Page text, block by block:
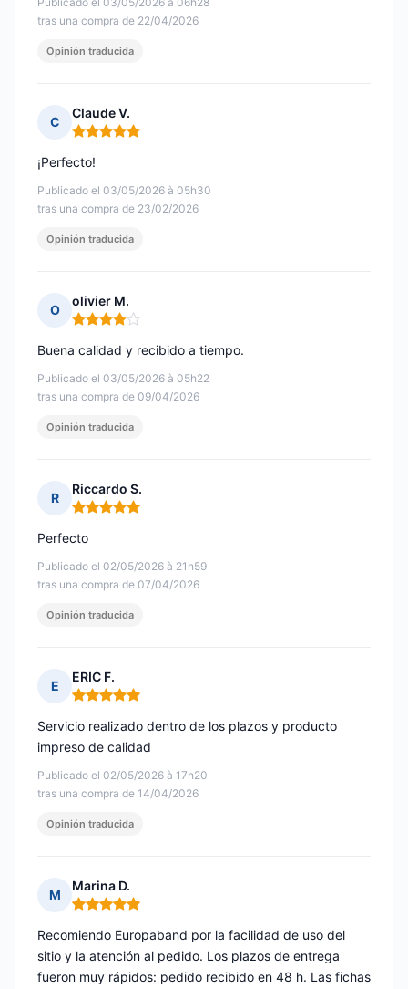
tras una compra de 22/04/2026
Opinión traducida
C
Claude V.
Nota: 5 de 5
Publicado el 03/05/2026 à 05h30
tras una compra de 23/02/2026
¡Perfecto!
Opinión traducida
O
olivier M.
Nota: 4 de 5
Publicado el 03/05/2026 à 05h22
tras una compra de 09/04/2026
Buena calidad y recibido a tiempo.
Opinión traducida
R
Riccardo S.
Nota: 5 de 5
Publicado el 02/05/2026 à 21h59
tras una compra de 07/04/2026
Perfecto
Opinión traducida
E
ERIC F.
Nota: 5 de 5
Publicado el 02/05/2026 à 17h20
tras una compra de 14/04/2026
Servicio realizado dentro de los plazos y producto
impreso de calidad
Opinión traducida
M
Marina D.
Nota: 5 de 5
Recomiendo Europaband por la facilidad de uso del
sitio y la atención al pedido. Los plazos de entrega
fueron muy rápidos: pedido recibido en 48 h. Las fichas